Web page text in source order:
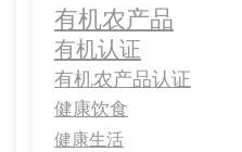
有机农产品
有机认证
有机农产品认证
健康饮食
健康生活